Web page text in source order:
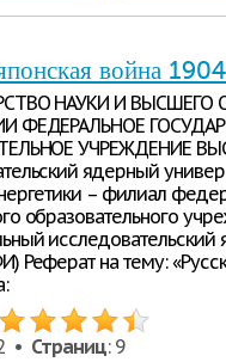
война
НАУКИ И ВЫСШЕГО
ФЕДЕРАЛЬНОЕ
УЧРЕЖДЕНИЕ
ядерный
– филиал
образовательного
Реферат на тему:
• Страниц: 9